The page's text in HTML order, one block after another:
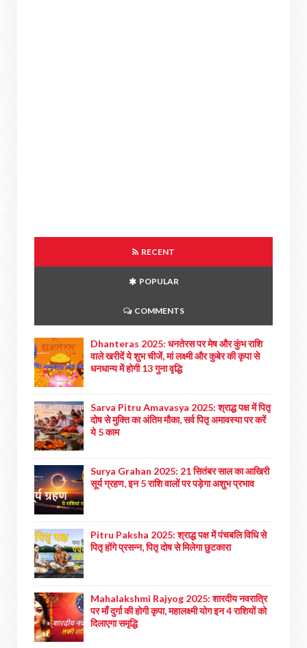
RECENT
POPULAR
COMMENTS
Dhanteras 2025: धनतेरस पर मेष और कुंभ राशि
वाले खरीदें ये शुभ चीजें, मां लक्ष्मी और कुबेर की कृपा से
धनधान्य में होगी 13 गुना वृद्धि
Sarva Pitru Amavasya 2025: श्राद्ध पक्ष में पितृ
दोष से मुक्ति का अंतिम मौका, सर्व पितृ अमावस्या पर करें
ये 5 काम
Surya Grahan 2025: 21 सितंबर साल का आखिरी
सूर्य ग्रहण, इन 5 राशि वालों पर पड़ेगा अशुभ प्रभाव
Pitru Paksha 2025: श्राद्ध पक्ष में पंचबलि विधि से
पितृ होंगे प्रसन्न, पितृ दोष से मिलेगा छुटकारा
Mahalakshmi Rajyog 2025: शारदीय नवरात्रि
पर माँ दुर्गा की होगी कृपा, महालक्ष्मी योग इन 4 राशियों को
दिलाएगा समृद्धि